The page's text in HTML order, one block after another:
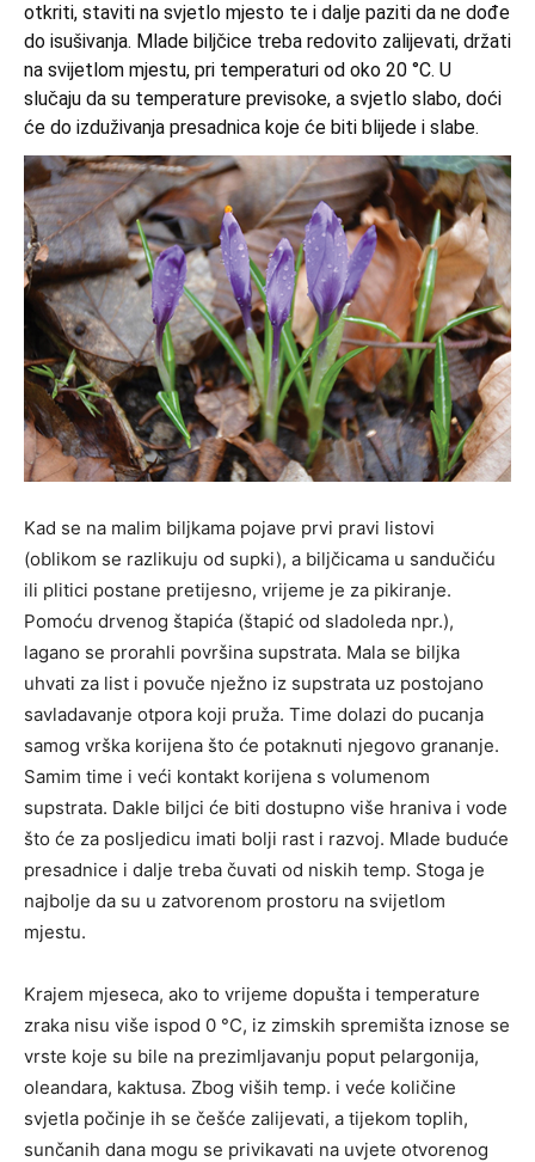
otkriti, staviti na svjetlo mjesto te i dalje paziti da ne dođe
do isušivanja. Mlade biljčice treba redovito zalijevati, držati
na svijetlom mjestu, pri temperaturi od oko 20 °C. U
slučaju da su temperature previsoke, a svjetlo slabo, doći
će do izduživanja presadnica koje će biti blijede i slabe.
Kad se na malim biljkama pojave prvi pravi listovi
(oblikom se razlikuju od supki), a biljčicama u sandučiću
ili plitici postane pretijesno, vrijeme je za pikiranje.
Pomoću drvenog štapića (štapić od sladoleda npr.),
lagano se prorahli površina supstrata. Mala se biljka
uhvati za list i povuče nježno iz supstrata uz postojano
savladavanje otpora koji pruža. Time dolazi do pucanja
samog vrška korijena što će potaknuti njegovo grananje.
Samim time i veći kontakt korijena s volumenom
supstrata. Dakle biljci će biti dostupno više hraniva i vode
što će za posljedicu imati bolji rast i razvoj. Mlade buduće
presadnice i dalje treba čuvati od niskih temp. Stoga je
najbolje da su u zatvorenom prostoru na svijetlom
mjestu.
Krajem mjeseca, ako to vrijeme dopušta i temperature
zraka nisu više ispod 0 °C, iz zimskih spremišta iznose se
vrste koje su bile na prezimljavanju poput pelargonija,
oleandara, kaktusa. Zbog viših temp. i veće količine
svjetla počinje ih se češće zalijevati, a tijekom toplih,
sunčanih dana mogu se privikavati na uvjete otvorenog